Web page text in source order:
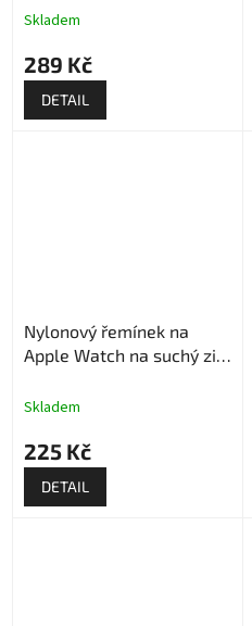
Skladem
289 Kč
DETAIL
Nylonový řemínek na
Apple Watch na suchý zip
Skladem
225 Kč
DETAIL